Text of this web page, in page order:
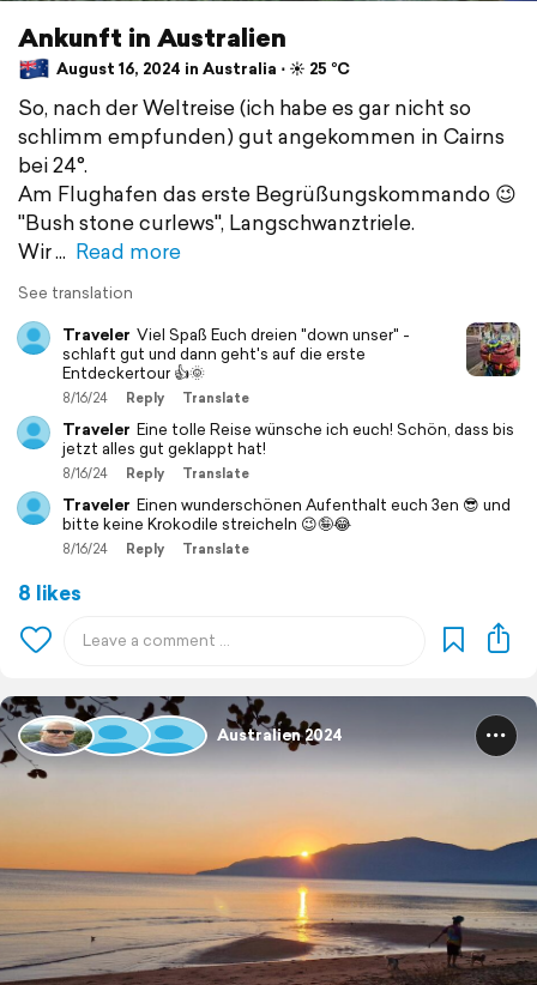
Ankunft in Australien
August 16, 2024 in Australia ⋅ ☀️ 25 °C
So, nach der Weltreise (ich habe es gar nicht so
schlimm empfunden) gut angekommen in Cairns
bei 24°.
Am Flughafen das erste Begrüßungskommando 😉
"Bush stone curlews", Langschwanztriele.
Wir
Read more
See translation
Traveler Viel Spaß Euch dreien "down unser" -
schlaft gut und dann geht's auf die erste
Entdeckertour 👍🌞
8/16/24 Reply Translate
Traveler Eine tolle Reise wünsche ich euch! Schön, dass bis
jetzt alles gut geklappt hat!
8/16/24 Reply Translate
Traveler Einen wunderschönen Aufenthalt euch 3en 😎 und
bitte keine Krokodile streicheln 😉🤪😂
8/16/24 Reply Translate
8 likes
Australien 2024